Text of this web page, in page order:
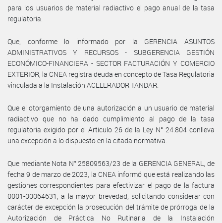
para los usuarios de material radiactivo el pago anual de la tasa
regulatoria.
Que, conforme lo informado por la GERENCIA ASUNTOS
ADMINISTRATIVOS Y RECURSOS - SUBGERENCIA GESTIÓN
ECONÓMICO-FINANCIERA - SECTOR FACTURACIÓN Y COMERCIO
EXTERIOR, la CNEA registra deuda en concepto de Tasa Regulatoria
vinculada a la Instalación ACELERADOR TANDAR.
Que el otorgamiento de una autorización a un usuario de material
radiactivo que no ha dado cumplimiento al pago de la tasa
regulatoria exigido por el Articulo 26 de la Ley N° 24.804 conlleva
una excepción a lo dispuesto en la citada normativa.
Que mediante Nota N° 25809563/23 de la GERENCIA GENERAL, de
fecha 9 de marzo de 2023, la CNEA informó que está realizando las
gestiones correspondientes para efectivizar el pago de la factura
0001-00064631, a la mayor brevedad, solicitando considerar con
carácter de excepción la prosecución del trámite de prórroga de la
Autorización de Práctica No Rutinaria de la Instalación